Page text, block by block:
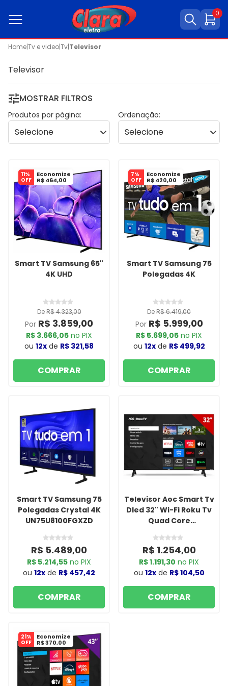
0
Home|Tv e video|Tv|Televisor
Televisor
MOSTRAR FILTROS
Produtos por página: Ordenação:
11%
OFF
Economize
R$ 464,00
Smart TV Samsung 65"
4K UHD
DeR$ 4.323,00
Por R$ 3.859,00
R$ 3.666,05 no PIX
ou 12x de R$ 321,58
COMPRAR
7%
OFF
Economize
R$ 420,00
Smart TV Samsung 75
Polegadas 4K
DeR$ 6.419,00
PorR$ 5.999,00
R$ 5.699,05 no PIX
ou 12xde R$ 499,92
COMPRAR
Smart TV Samsung 75
Polegadas Crystal 4K
UN75U8100FGXZD
R$ 5.489,00
R$ 5.214,55 no PIX
ou 12x de R$ 457,42
COMPRAR
Televisor Aoc Smart Tv
Dled 32" Wi-Fi Roku Tv
Quad Core
R$ 1.254,00
R$ 1.191,30 no PIX
ou 12xde R$ 104,50
COMPRAR
21%
OFF
Economize
R$ 370,00